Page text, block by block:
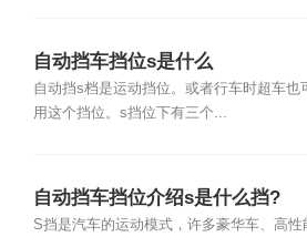
自动挡车挡位s是什么
自动挡s档是运动挡位。或者行车时超车也
用这个挡位。s挡位下有三个...
自动挡车挡位介绍s是什么挡?
S挡是汽车的运动模式，许多豪华车、高性